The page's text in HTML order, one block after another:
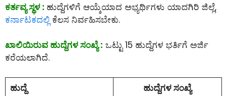
ಕರ್ತವ್ಯ ಸ್ಥಳ : ಹುದ್ದೆಗಳಿಗೆ ಆಯ್ಕೆಯಾದ ಅಭ್ಯರ್ಥಿಗಳು ಯಾದಗಿರಿ ಜಿಲ್ಲೆ,
ಕರ್ನಾಟಕದಲ್ಲಿ ಕೆಲಸ ನಿರ್ವಹಿಸಬೇಕು.
ಖಾಲಿಯಿರುವ ಹುದ್ದೆಗಳ ಸಂಖ್ಯೆ : ಒಟ್ಟು 15 ಹುದ್ದೆಗಳ ಭರ್ತಿಗೆ ಅರ್ಜಿ
ಕರೆಯಲಾಗಿದೆ.
ಹುದ್ದೆ
ಹುದ್ದೆಗಳ ಸಂಖ್ಯೆ